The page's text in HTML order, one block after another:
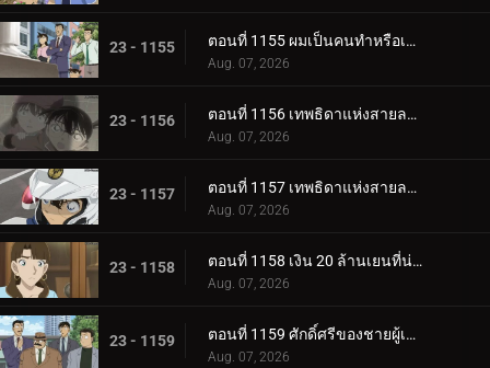
23 - 1155 ตอนที่ 1155 ผมเป็นคนทำหรือเปล่า?
Aug. 07, 2026
23 - 1156 ตอนที่ 1156 เทพธิดาแห่งสายลม・ฮางิวาระ จิฮายะ (ตอนแรก)
Aug. 07, 2026
23 - 1157 ตอนที่ 1157 เทพธิดาแห่งสายลม・ฮางิวาระ จิฮายะ (ตอนจบ)
Aug. 07, 2026
23 - 1158 ตอนที่ 1158 เงิน 20 ล้านเยนที่น่าสงสัย
Aug. 07, 2026
23 - 1159 ตอนที่ 1159 ศักดิ์ศรีของชายผู้เป็นอมตะ
Aug. 07, 2026